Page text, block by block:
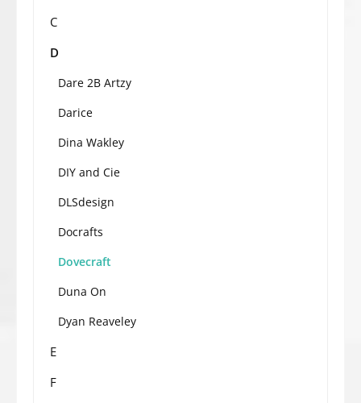
C
D
Dare 2B Artzy
Darice
Dina Wakley
DIY and Cie
DLSdesign
Docrafts
Dovecraft
Duna On
Dyan Reaveley
E
F